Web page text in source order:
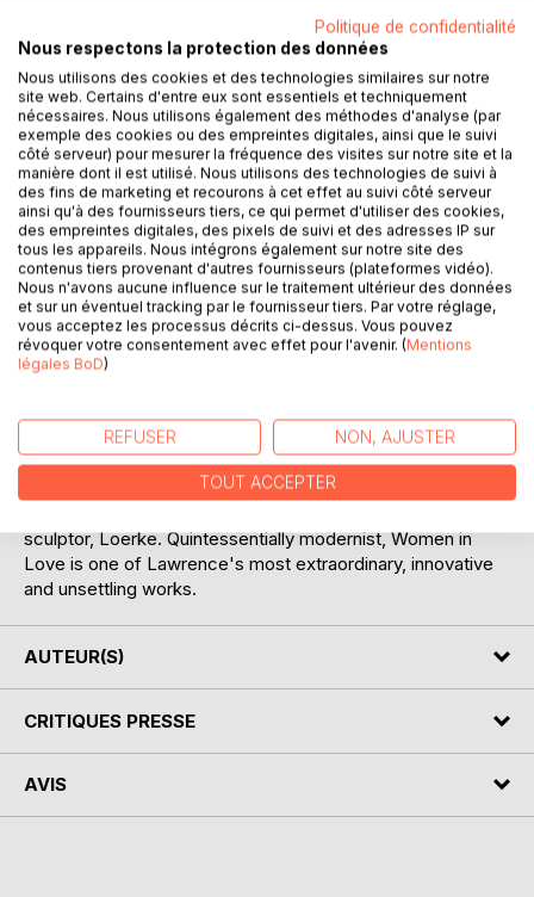
DESCRIPTION
Widely regarded as D. H. Lawrence's greatest novel,
Women in Love is both a lucid account of English society
before the First World War, and a brilliant evocation of the
inexorable power of human desire.
Women in Love continues where The Rainbow left off, with
teacher at Beldover, a mining town in the Midlands, and her
sister Gudrun, who has returned from art school in London.
The focus of the novel is primarily on their relationships,
Ursula's with Rupert Birkin, a school inspector, and
sculptor, Loerke. Quintessentially modernist, Women in
Love is one of Lawrence's most extraordinary, innovative
and unsettling works.
AUTEUR(S)
CRITIQUES PRESSE
AVIS
Politique de confidentialité
Nous respectons la protection des données
Nous utilisons des cookies et des technologies similaires sur notre
site web. Certains d'entre eux sont essentiels et techniquement
nécessaires. Nous utilisons également des méthodes d'analyse (par
exemple des cookies ou des empreintes digitales, ainsi que le suivi
côté serveur) pour mesurer la fréquence des visites sur notre site et la
manière dont il est utilisé. Nous utilisons des technologies de suivi à
des fins de marketing et recourons à cet effet au suivi côté serveur
ainsi qu'à des fournisseurs tiers, ce qui permet d'utiliser des cookies,
des empreintes digitales, des pixels de suivi et des adresses IP sur
tous les appareils. Nous intégrons également sur notre site des
contenus tiers provenant d'autres fournisseurs (plateformes vidéo).
Nous n'avons aucune influence sur le traitement ultérieur des données
et sur un éventuel tracking par le fournisseur tiers. Par votre réglage,
vous acceptez les processus décrits ci-dessus. Vous pouvez
révoquer votre consentement avec effet pour l'avenir. (Mentions
légales BoD)
REFUSER NON, AJUSTER
TOUT ACCEPTER